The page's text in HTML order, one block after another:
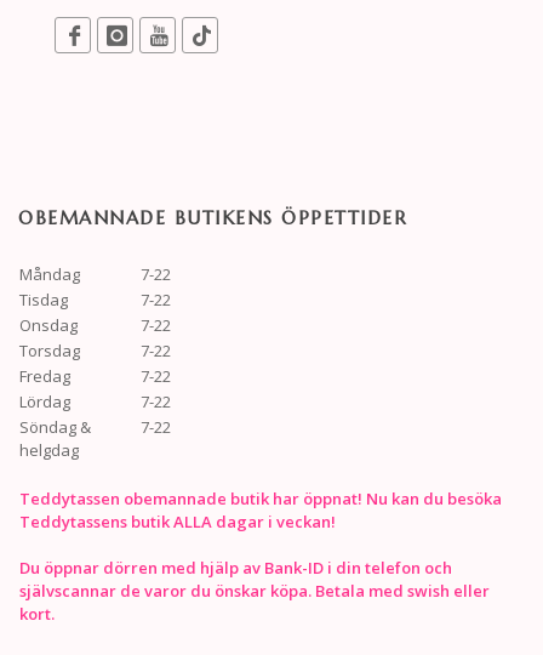
OBEMANNADE BUTIKENS ÖPPETTIDER
Måndag
7-22
Tisdag
7-22
Onsdag
7-22
Torsdag
7-22
Fredag
7-22
Lördag
7-22
Söndag &
helgdag
7-22
Teddytassen obemannade butik har öppnat! Nu kan du besöka
Teddytassens butik ALLA dagar i veckan!
Du öppnar dörren med hjälp av Bank-ID i din telefon och
självscannar de varor du önskar köpa. Betala med swish eller
kort.